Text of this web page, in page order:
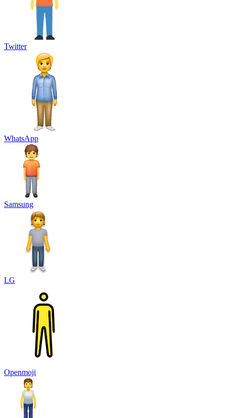
Twitter
WhatsApp
Samsung
LG
Openmoji